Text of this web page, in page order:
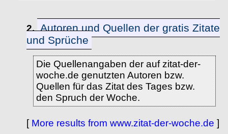
2. Autoren und Quellen der gratis Zitate
und Sprüche
Die Quellenangaben der auf zitat-der-
woche.de genutzten Autoren bzw.
Quellen für das Zitat des Tages bzw.
den Spruch der Woche.
[ More results from www.zitat-der-woche.de ]